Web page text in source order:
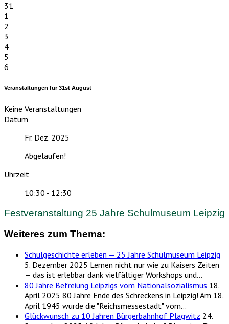
31
1
2
3
4
5
6
Veranstaltungen für31st August
Keine Veranstaltungen
Datum
Fr. Dez. 2025
Abgelaufen!
Uhrzeit
10:30 - 12:30
Festveranstaltung 25 Jahre Schulmuseum Leipzig
Weiteres zum Thema:
Schulgeschichte erleben — 25 Jahre Schulmuseum Leipzig
5. Dezember 2025 Lernen nicht nur wie zu Kaisers Zeiten
— das ist erlebbar dank vielfältiger Workshops und…
80 Jahre Befreiung Leipzigs vom Nationalsozialismus 18.
April 2025 80 Jahre Ende des Schreckens in Leipzig! Am 18.
April 1945 wurde die "Reichsmessestadt" vom…
Glückwunsch zu 10 Jahren Bürgerbahnhof Plagwitz 24.